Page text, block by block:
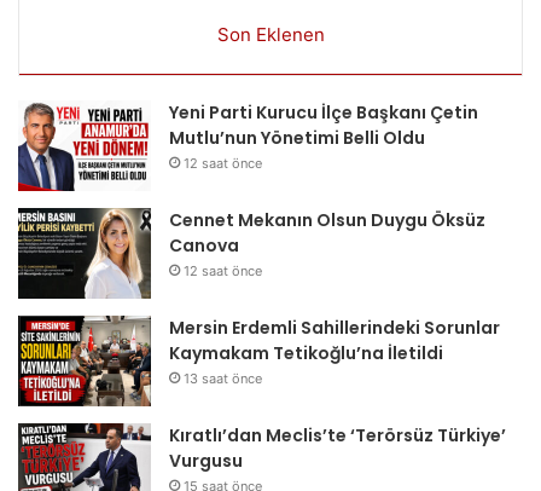
Son Eklenen
Yeni Parti Kurucu İlçe Başkanı Çetin
Mutlu’nun Yönetimi Belli Oldu
12 saat önce
Cennet Mekanın Olsun Duygu Öksüz
Canova
12 saat önce
Mersin Erdemli Sahillerindeki Sorunlar
Kaymakam Tetikoğlu’na İletildi
13 saat önce
Kıratlı’dan Meclis’te ‘Terörsüz Türkiye’
Vurgusu
15 saat önce